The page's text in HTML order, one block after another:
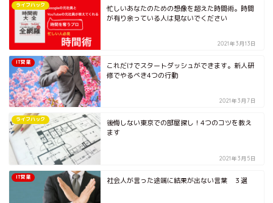
ライフハック
忙しいあなたのための想像を超えた時間術。時間
が有り余っている人は見ないでください
2021年3月13日
IT営業
これだけでスタートダッシュができます。新人研
修でやるべき4つの行動
2021年3月7日
ライフハック
後悔しない東京での部屋探し！4つのコツを教え
ます
2021年3月5日
IT営業 社会人が言った途端に結果が出ない言葉 ３選